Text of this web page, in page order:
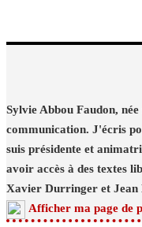
Sylvie Abbou Faudon,
communication. J'écris
suis présidente et
avoir accès à des textes
Xavier Durringer et Jean
Afficher ma page de